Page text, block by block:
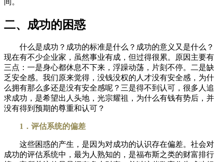
二、成功的困惑
什么是成功？成功的标准是什么？成功的意义又是什么？
现在有不少企业家，虽然事业有成，但过得很累。原因主要有
三点：一是身心都休息不下来，浮躁动荡，片刻不停。二是缺
乏安全感。我们原来觉得，没钱没权的人才没有安全感，为什
么拥有那么多还是没有安全感呢？三是得不到认可，很多人追
求成功，是希望出人头地，光宗耀祖，为什么有钱有势后，并
没有得到预期的尊重和认可？
1．评估系统的偏差
这些困惑的产生，是因为对成功的认识存在偏差。社会对
成功的评估系统中，最为人熟知的，是福布斯之类的财富排行